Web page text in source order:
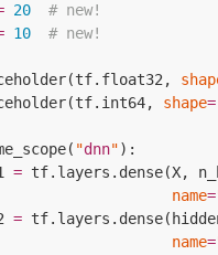
20 # new!
10 # new!
shape=
"dnn"):
= tf.layers.dense(X,
name=
=
name=